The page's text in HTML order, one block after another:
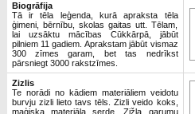
Biogrāfija
Tā ir tēla leģenda, kurā apraksta tēla
ģimeni, bērnību, skolas gaitas utt. Tēlam,
lai uzsāktu mācības Cūkkārpā, jābūt
pilniem 11 gadiem. Aprakstam jābūt vismaz
300 zīmes garam, bet tas nedrīkst
pārsniegt 3000 rakstzīmes.
Zizlis
Te norādi no kādiem materiāliem veidotu
burvju zizli lieto tavs tēls. Zizli veido koks,
maģiska materiāla serde. Zižļa garumu